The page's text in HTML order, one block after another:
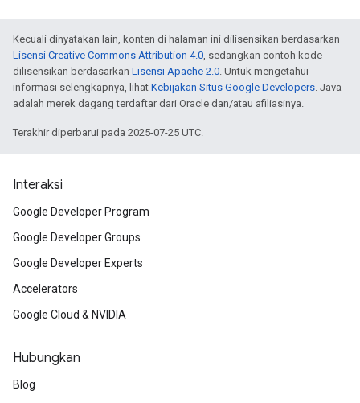
Kecuali dinyatakan lain, konten di halaman ini dilisensikan berdasarkan
Lisensi Creative Commons Attribution 4.0, sedangkan contoh kode
dilisensikan berdasarkan Lisensi Apache 2.0. Untuk mengetahui
informasi selengkapnya, lihat Kebijakan Situs Google Developers. Java
adalah merek dagang terdaftar dari Oracle dan/atau afiliasinya.
Terakhir diperbarui pada 2025-07-25 UTC.
Interaksi
Google Developer Program
Google Developer Groups
Google Developer Experts
Accelerators
Google Cloud & NVIDIA
Hubungkan
Blog